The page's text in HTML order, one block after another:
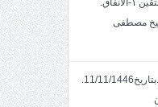
خطبة الجمعة بعنوان: سمات المتقين ١-الانفاق.
الشيخ مصطفى
خطبة الجمعة: ميلاد باب الجنان .بتاريخ11/11/1446.